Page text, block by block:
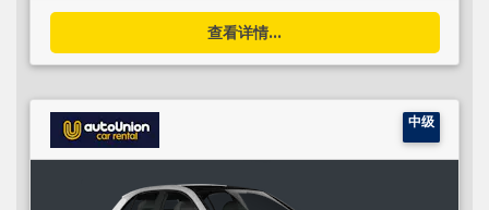
查看详情...
中级